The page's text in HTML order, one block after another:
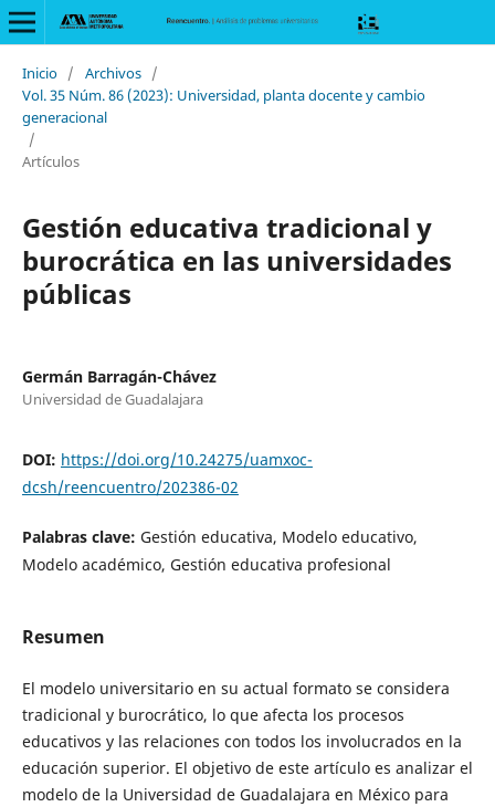
Inicio / Archivos /
Vol. 35 Núm. 86 (2023): Universidad, planta docente y cambio
generacional
/
Artículos
Gestión educativa tradicional y
burocrática en las universidades
públicas
Germán Barragán-Chávez
Universidad de Guadalajara
DOI: https://doi.org/10.24275/uamxoc-
dcsh/reencuentro/202386-02
Palabras clave: Gestión educativa, Modelo educativo,
Modelo académico, Gestión educativa profesional
Resumen
El modelo universitario en su actual formato se considera
tradicional y burocrático, lo que afecta los procesos
educativos y las relaciones con todos los involucrados en la
educación superior. El objetivo de este artículo es analizar el
modelo de la Universidad de Guadalajara en México para